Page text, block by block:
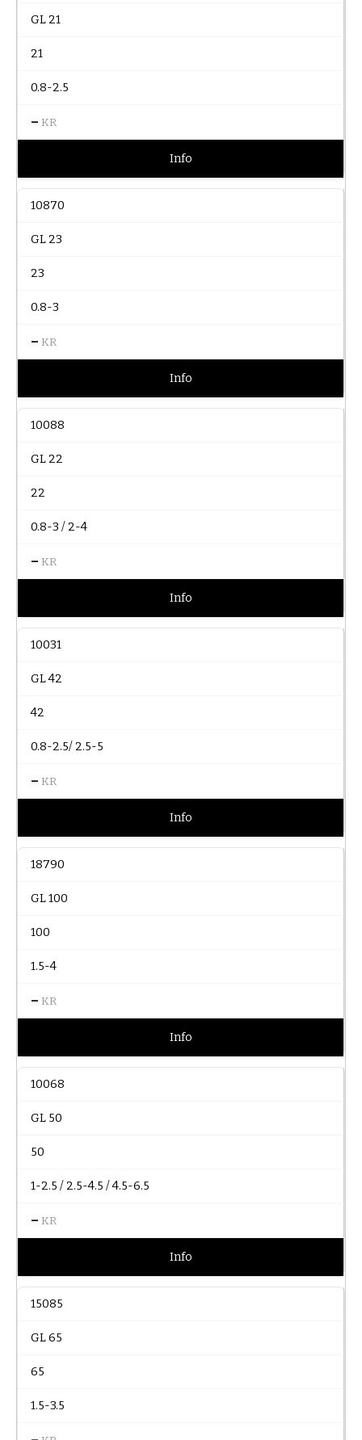
GL 21
21
0.8-2.5
– KR
Info
10870
GL 23
23
0.8-3
– KR
Info
10088
GL 22
22
0.8-3 / 2-4
– KR
Info
10031
GL 42
42
0.8-2.5/ 2.5-5
– KR
Info
18790
GL 100
100
1.5-4
– KR
Info
10068
GL 50
50
1-2.5 / 2.5-4.5 / 4.5-6.5
– KR
Info
15085
GL 65
65
1.5-3.5